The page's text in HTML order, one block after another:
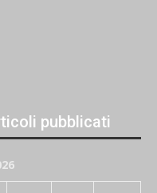
pubblicati